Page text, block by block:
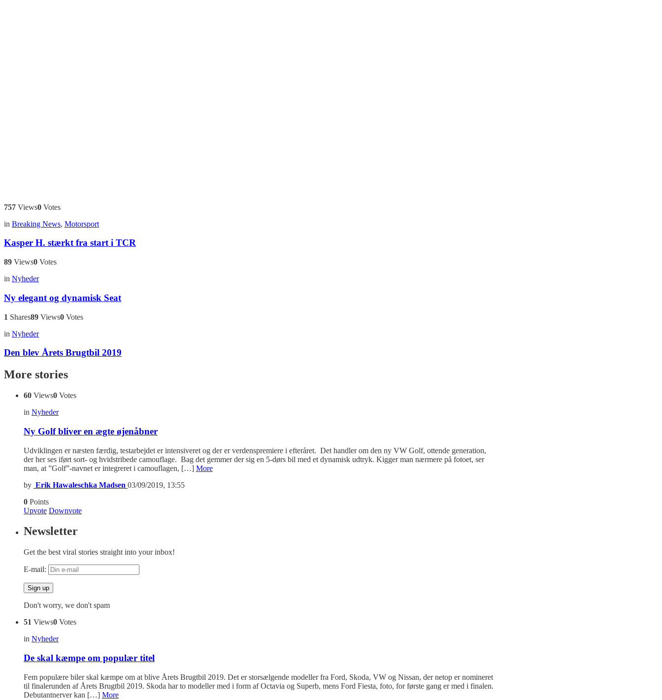
757 Views0 Votes
in Breaking News, Motorsport
Kasper H. stærkt fra start i TCR
89 Views0 Votes
in Nyheder
Ny elegant og dynamisk Seat
1 Shares89 Views0 Votes
in Nyheder
Den blev Årets Brugtbil 2019
More stories
60 Views0 Votes
in Nyheder
Ny Golf bliver en ægte øjenåbner
Udviklingen er næsten færdig, testarbejdet er intensiveret og der er verdenspremiere i efteråret. Det handler om den ny VW Golf, ottende generation,
der her ses iført sort- og hvidstribede camouflage. Bag det gemmer der sig en 5-dørs bil med et dynamisk udtryk. Kigger man nærmere på fotoet, ser
man, at ”Golf”-navnet er integreret i camouflagen, […] More
by Erik Hawaleschka Madsen 03/09/2019, 13:55
0 Points
Upvote Downvote
Newsletter
Get the best viral stories straight into your inbox!
E-mail:
Don't worry, we don't spam
51 Views0 Votes
in Nyheder
De skal kæmpe om populær titel
Fem populære biler skal kæmpe om at blive Årets Brugtbil 2019. Det er storsælgende modeller fra Ford, Skoda, VW og Nissan, der netop er nomineret
til finalerunden af Årets Brugtbil 2019. Skoda har to modeller med i form af Octavia og Superb, mens Ford Fiesta, foto, for første gang er med i finalen.
Debutantnerver kan […] More